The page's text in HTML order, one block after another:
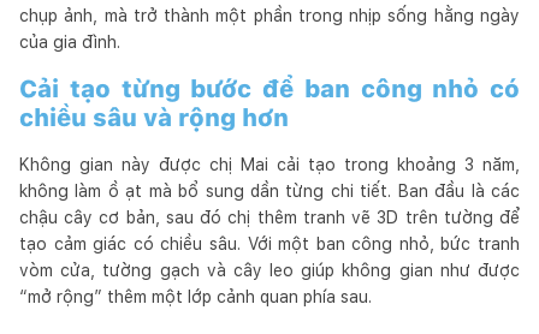
chụp ảnh, mà trở thành một phần trong nhịp sống hằng ngày
của gia đình.
Cải tạo từng bước để ban công nhỏ có
chiều sâu và rộng hơn
Không gian này được chị Mai cải tạo trong khoảng 3 năm,
không làm ồ ạt mà bổ sung dần từng chi tiết. Ban đầu là các
chậu cây cơ bản, sau đó chị thêm tranh vẽ 3D trên tường để
tạo cảm giác có chiều sâu. Với một ban công nhỏ, bức tranh
vòm cửa, tường gạch và cây leo giúp không gian như được
“mở rộng” thêm một lớp cảnh quan phía sau.